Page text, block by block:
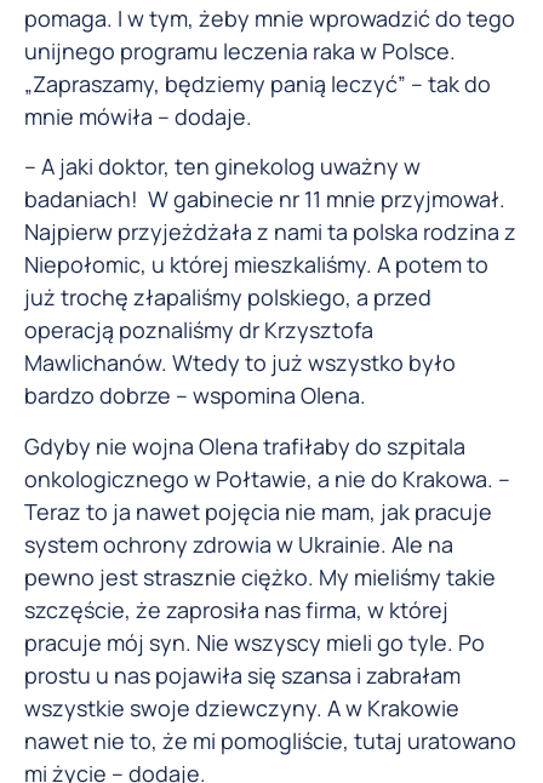
pomaga. I w tym, żeby mnie wprowadzić do tego
unijnego programu leczenia raka w Polsce.
„Zapraszamy, będziemy panią leczyć” – tak do
mnie mówiła – dodaje.
– A jaki doktor, ten ginekolog uważny w
badaniach! W gabinecie nr 11 mnie przyjmował.
Najpierw przyjeżdżała z nami ta polska rodzina z
Niepołomic, u której mieszkaliśmy. A potem to
już trochę złapaliśmy polskiego, a przed
operacją poznaliśmy dr Krzysztofa
Mawlichanów. Wtedy to już wszystko było
bardzo dobrze – wspomina Olena.
Gdyby nie wojna Olena trafiłaby do szpitala
onkologicznego w Połtawie, a nie do Krakowa. –
Teraz to ja nawet pojęcia nie mam, jak pracuje
system ochrony zdrowia w Ukrainie. Ale na
pewno jest strasznie ciężko. My mieliśmy takie
szczęście, że zaprosiła nas firma, w której
pracuje mój syn. Nie wszyscy mieli go tyle. Po
prostu u nas pojawiła się szansa i zabrałam
wszystkie swoje dziewczyny. A w Krakowie
nawet nie to, że mi pomogliście, tutaj uratowano
mi życie – dodaje.